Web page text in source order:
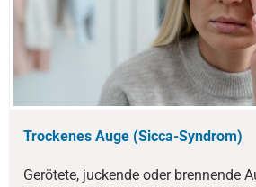
Trockenes Auge (Sicca-Syndrom)
Gerötete, juckende oder brennende